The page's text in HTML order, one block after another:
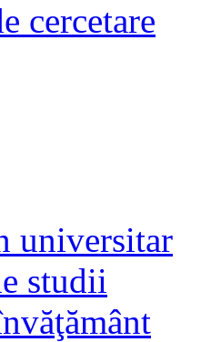
cercetare
universitar
studii